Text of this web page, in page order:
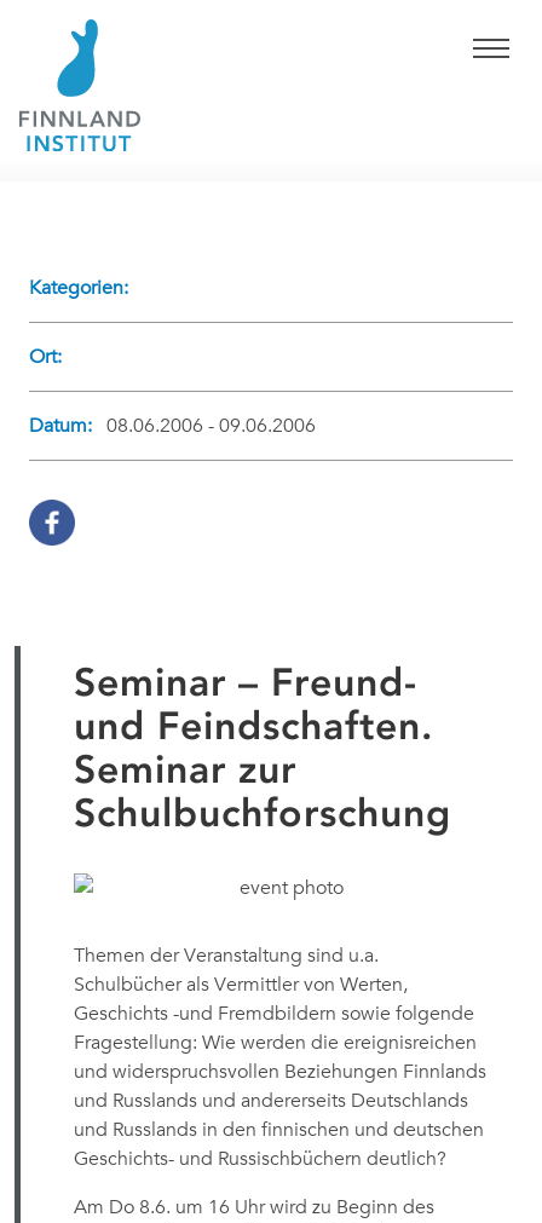
Kategorien:
Ort:
Datum: 08.06.2006 - 09.06.2006
Seminar – Freund-
und Feindschaften.
Seminar zur
Schulbuchforschung
Themen der Veranstaltung sind u.a.
Schulbücher als Vermittler von Werten,
Geschichts -und Fremdbildern sowie folgende
Fragestellung: Wie werden die ereignisreichen
und widerspruchsvollen Beziehungen Finnlands
und Russlands und andererseits Deutschlands
und Russlands in den finnischen und deutschen
Geschichts- und Russischbüchern deutlich?
Am Do 8.6. um 16 Uhr wird zu Beginn des